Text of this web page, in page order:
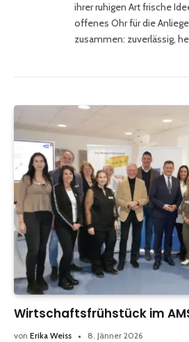
ihrer ruhigen Art frische
offenes Ohr für die
zusammen: zuverlässig,
Wirtschaftsfrühstück im
von Erika Weiss 8. Jänner 2026